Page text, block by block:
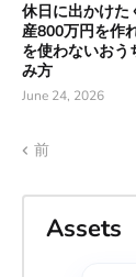
休日に出かけた
産800万円を作
を使わないおう
み方
June 24, 2026
前
Assets